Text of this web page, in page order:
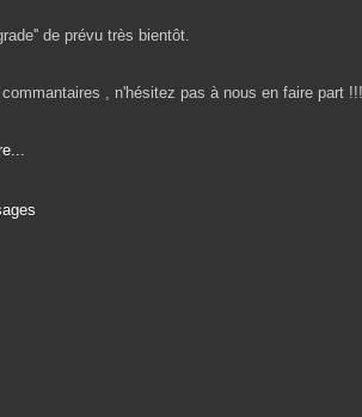
de prévu très bientôt.
, n'hésitez pas à nous en faire part !!!